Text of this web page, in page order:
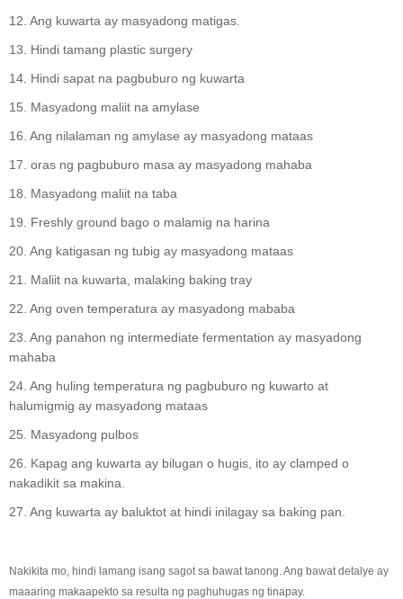
12. Ang kuwarta ay masyadong matigas.
13. Hindi tamang plastic surgery
14. Hindi sapat na pagbuburo ng kuwarta
15. Masyadong maliit na amylase
16. Ang nilalaman ng amylase ay masyadong mataas
17. oras ng pagbuburo masa ay masyadong mahaba
18. Masyadong maliit na taba
19. Freshly ground bago o malamig na harina
20. Ang katigasan ng tubig ay masyadong mataas
21. Maliit na kuwarta, malaking baking tray
22. Ang oven temperatura ay masyadong mababa
23. Ang panahon ng intermediate fermentation ay masyadong
mahaba
24. Ang huling temperatura ng pagbuburo ng kuwarto at
halumigmig ay masyadong mataas
25. Masyadong pulbos
26. Kapag ang kuwarta ay bilugan o hugis, ito ay clamped o
nakadikit sa makina.
27. Ang kuwarta ay baluktot at hindi inilagay sa baking pan.
Nakikita mo, hindi lamang isang sagot sa bawat tanong. Ang bawat detalye ay
maaaring makaapekto sa resulta ng paghuhugas ng tinapay.